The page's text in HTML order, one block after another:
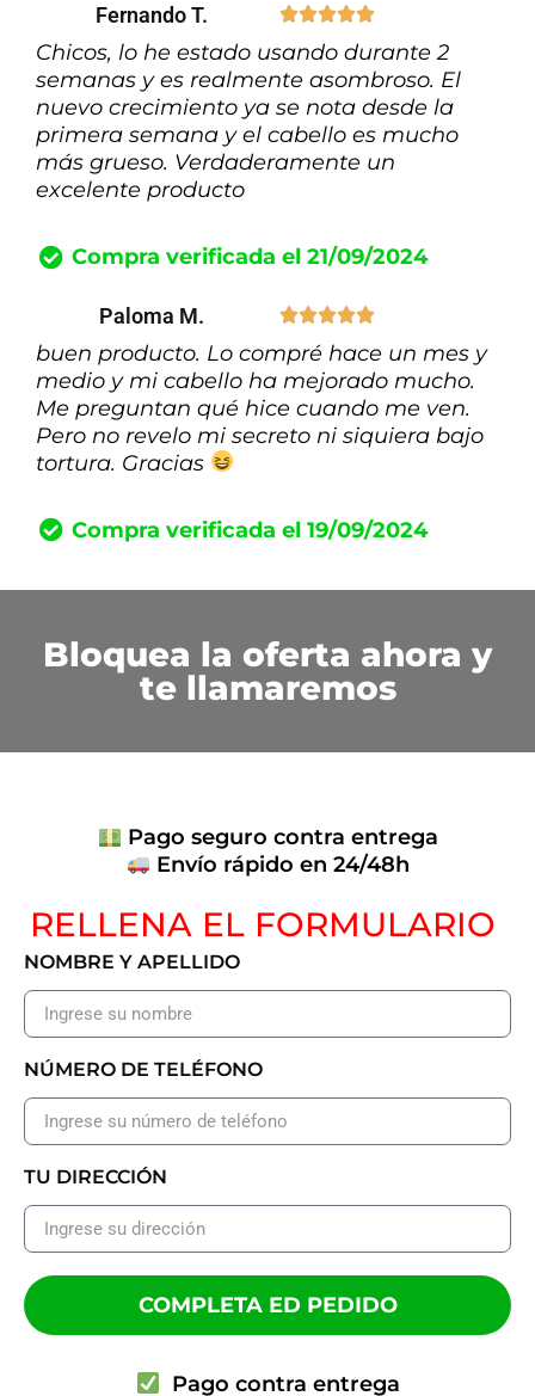
Fernando T. 
Chicos, lo he estado usando durante 2
semanas y es realmente asombroso. El
nuevo crecimiento ya se nota desde la
primera semana y el cabello es mucho
más grueso. Verdaderamente un
excelente producto
Compra verificada el 21/09/2024
Paloma M. 
buen producto. Lo compré hace un mes y
medio y mi cabello ha mejorado mucho.
Me preguntan qué hice cuando me ven.
Pero no revelo mi secreto ni siquiera bajo
tortura. Gracias
Compra verificada el 19/09/2024
Bloquea la oferta ahora y
te llamaremos
Pago seguro contra entrega
Envío rápido en 24/48h
RELLENA EL FORMULARIO
NOMBRE Y APELLIDO
NÚMERO DE TELÉFONO
TU DIRECCIÓN
COMPLETA ED PEDIDO
Pago contra entrega